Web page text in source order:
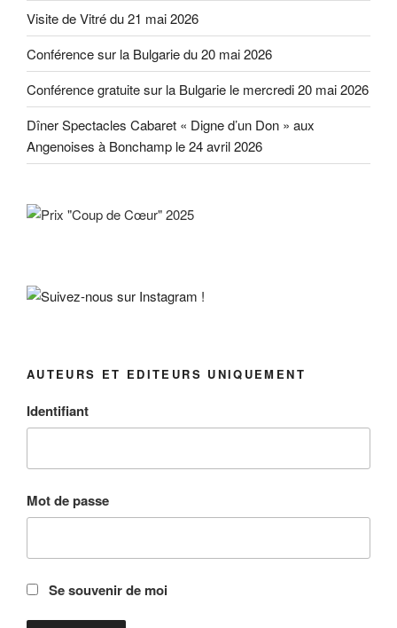
Visite de Vitré du 21 mai 2026
Conférence sur la Bulgarie du 20 mai 2026
Conférence gratuite sur la Bulgarie le mercredi 20 mai 2026
Dîner Spectacles Cabaret « Digne d’un Don » aux
Angenoises à Bonchamp le 24 avril 2026
AUTEURS ET EDITEURS UNIQUEMENT
Identifiant
Mot de passe
Se souvenir de moi